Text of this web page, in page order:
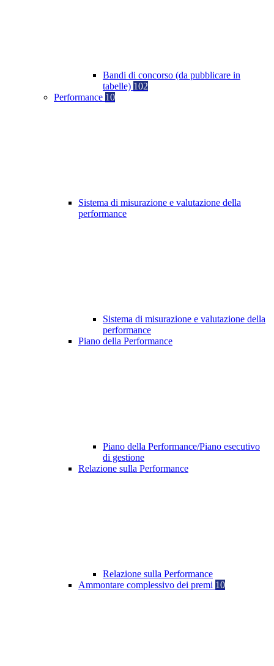
Bandi di concorso (da pubblicare in
tabelle) 102
Performance 10
Sistema di misurazione e valutazione della
performance
Sistema di misurazione e valutazione della
performance
Piano della Performance
Piano della Performance/Piano esecutivo
di gestione
Relazione sulla Performance
Relazione sulla Performance
Ammontare complessivo dei premi 10